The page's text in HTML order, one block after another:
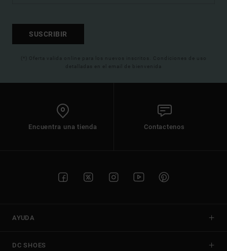
SUSCRIBIR
(*) Oferta valida online para los nuevos inscritos. Condiciones de uso
detalladas en el email de bienvenida
Encuentra una tienda Contactenos
AYUDA
DC SHOES